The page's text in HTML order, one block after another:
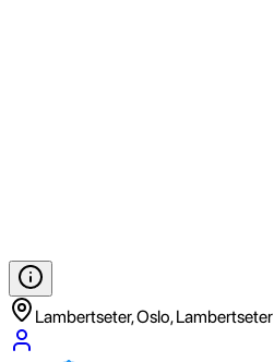
Lambertseter, Oslo, Lambertseter